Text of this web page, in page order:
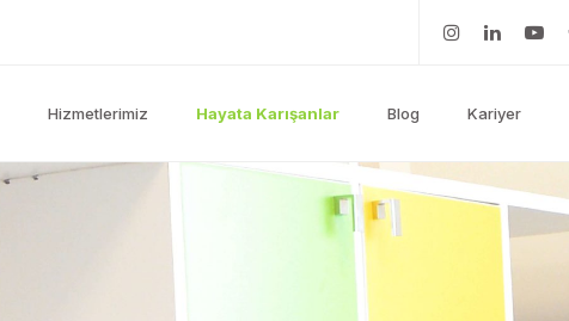
Hizmetlerimiz Hayata Karışanlar Blog Kariyer